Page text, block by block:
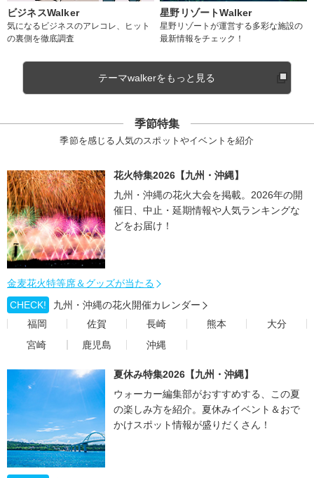
ビジネスWalker
気になるビジネスのアレコレ、ヒット
の裏側を徹底調査
星野リゾートWalker
星野リゾートが運営する多彩な施設の
最新情報をチェック！
テーマwalkerをもっと見る
季節特集
季節を感じる人気のスポットやイベントを紹介
花火特集2026【九州・沖縄】
九州・沖縄の花火大会を掲載。2026年の開
催日、中止・延期情報や人気ランキングな
どをお届け！
金麦花火特等席＆グッズが当たる
CHECK!
九州・沖縄の花火開催カレンダー
福岡
佐賀 長崎 熊本
大分
宮崎
鹿児島 沖縄
夏休み特集2026【九州・沖縄】
ウォーカー編集部がおすすめする、この夏
の楽しみ方を紹介。夏休みイベント＆おで
かけスポット情報が盛りだくさん！